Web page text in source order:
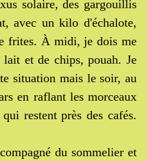
solaire, des gargouillis
avec un kilo d'échalote,
frites. À midi, je dois me
et de chips, pouah. Je
situation mais le soir, au
en raflant les morceaux
restent près des cafés.
du sommelier et